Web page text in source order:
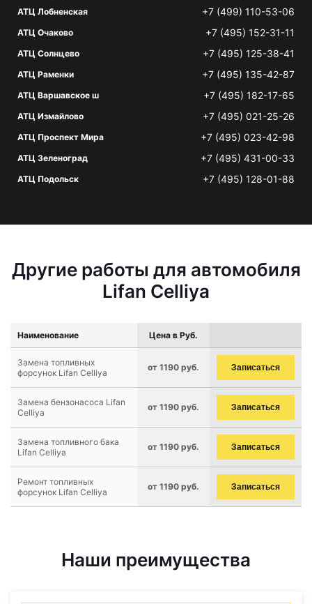
АТЦ Лобненская +7 (499) 110-53-06
АТЦ Очаково +7 (495) 152-31-11
АТЦ Солнцево +7 (495) 125-38-41
АТЦ Раменки +7 (495) 135-42-87
АТЦ Варшавское ш +7 (495) 182-17-65
АТЦ Измайлово +7 (495) 021-25-26
АТЦ Проспект Мира +7 (495) 023-42-98
АТЦ Зеленоград +7 (495) 431-00-33
АТЦ Подольск +7 (495) 128-01-88
Другие работы для автомобиля
Lifan Celliya
Наименование Цена в Руб.
Замена топливных
форсунок Lifan Celliya
от 1190 руб. Записаться
Замена бензонасоса Lifan
Celliya
от 1190 руб. Записаться
Замена топливного бака
Lifan Celliya
от 1190 руб. Записаться
Ремонт топливных
форсунок Lifan Celliya
от 1190 руб. Записаться
Наши преимущества